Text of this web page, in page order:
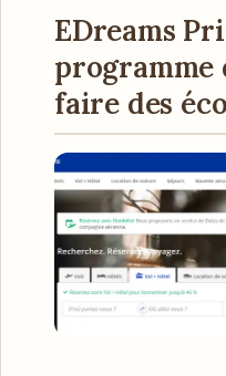
EDreams
faire des